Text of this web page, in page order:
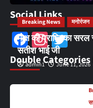
Social Links
Double Categories
Breaking News मनोरंजन
मोक्ष की प्राप्ति का
सतीश भाई जी
admin1 June 11, 2026